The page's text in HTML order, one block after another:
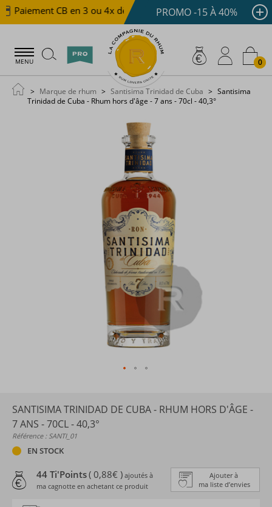
Paiement CB en 3 ou 4x dès 100 € Livraison offerte
PROMO -15 À 40%
MENU 0
Marque de rhum Santisima Trinidad de Cuba
Santisima
Trinidad de Cuba - Rhum hors d'âge - 7 ans - 70cl - 40,3°
SANTISIMA TRINIDAD DE CUBA - RHUM HORS D'ÂGE -
7 ANS - 70CL - 40,3°
Référence : SANTI_01
EN STOCK
Ajouter à
ma liste d’envies
44 Ti'Points( 0,88€ ) ajoutés à
ma cagnotte en achetant ce produit